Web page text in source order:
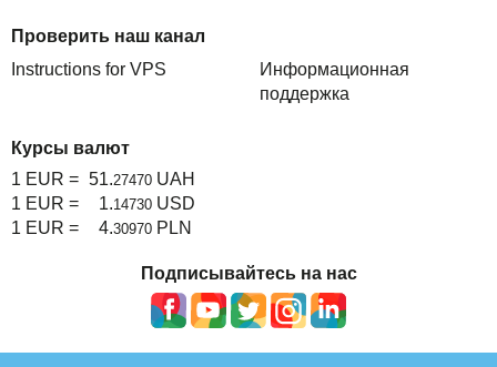
Проверить наш канал
Instructions for VPS
Информационная
поддержка
Курсы валют
1 EUR = 51.27470 UAH
1 EUR =
1.14730 USD
1 EUR =
4.30970 PLN
Подписывайтесь на нас